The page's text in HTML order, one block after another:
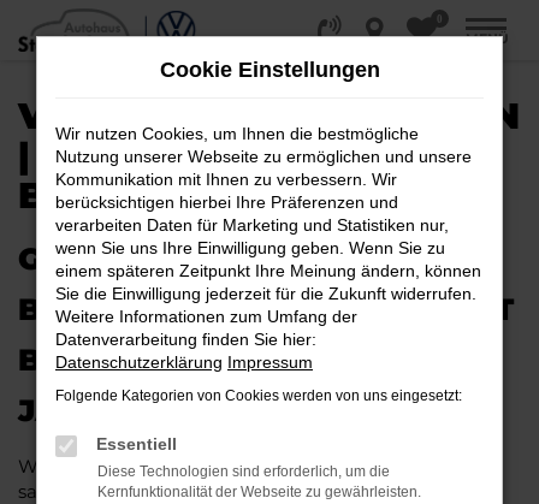
Zum
Hauptinhalt
0
MENÜ
VW GOLF JAHRESWAGEN
| LIEFERSERVICE NACH
BRAUNSCHWEIG
GAS GEBEN IN
BRAUNSCHWEIG – VIELLEICHT
BALD IM VW GOLF
JAHRESWAGEN
Wer Argumente für einen VW Golf Jahreswagen
sammelt, wird schnell fündig. Das Fahrzeug ist wie
Cookie Einstellungen
Wir nutzen Cookies, um Ihnen die bestmögliche
Nutzung unserer Webseite zu ermöglichen und unsere
Kommunikation mit Ihnen zu verbessern. Wir
berücksichtigen hierbei Ihre Präferenzen und
verarbeiten Daten für Marketing und Statistiken nur,
wenn Sie uns Ihre Einwilligung geben. Wenn Sie zu
einem späteren Zeitpunkt Ihre Meinung ändern, können
Sie die Einwilligung jederzeit für die Zukunft widerrufen.
Weitere Informationen zum Umfang der
Datenverarbeitung finden Sie hier:
Datenschutzerklärung Impressum
Folgende Kategorien von Cookies werden von uns eingesetzt:
Essentiell
Diese Technologien sind erforderlich, um die
Kernfunktionalität der Webseite zu gewährleisten.